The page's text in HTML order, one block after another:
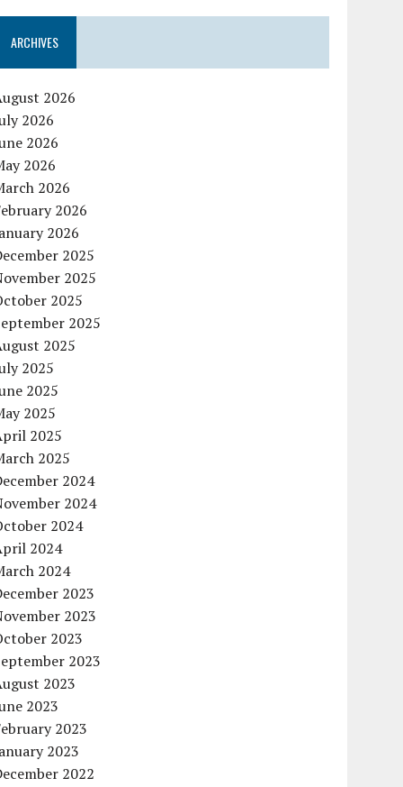
ARCHIVES
2026
2026
2026
2026
2026
2026
2026
2025
2025
2025
2025
2025
2025
2025
2025
2025
2025
2024
2024
2024
2024
2024
2023
2023
2023
2023
2023
2023
2023
2023
2022